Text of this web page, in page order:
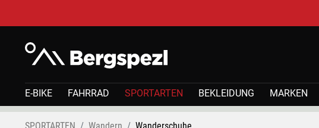
E-BIKE FAHRRAD SPORTARTEN BEKLEIDUNG MARKEN